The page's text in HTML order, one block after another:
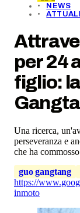
NEWS
per 24
figlio:
Una ricerca,
perseveranza e
che ha
guo gangtang
https://
inmoto